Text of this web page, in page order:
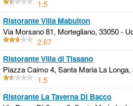
1.5
Ristorante Villa Mabulton
Via Morsano 81, Mortegliano, 33050 -
2.67
Ristorante Villa di Tissano
Piazza Caimo 4, Santa Maria La
1.5
Ristorante La Taverna Di Bacco